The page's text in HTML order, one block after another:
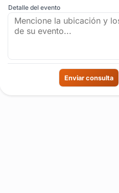
Detalle del evento
Enviar consulta